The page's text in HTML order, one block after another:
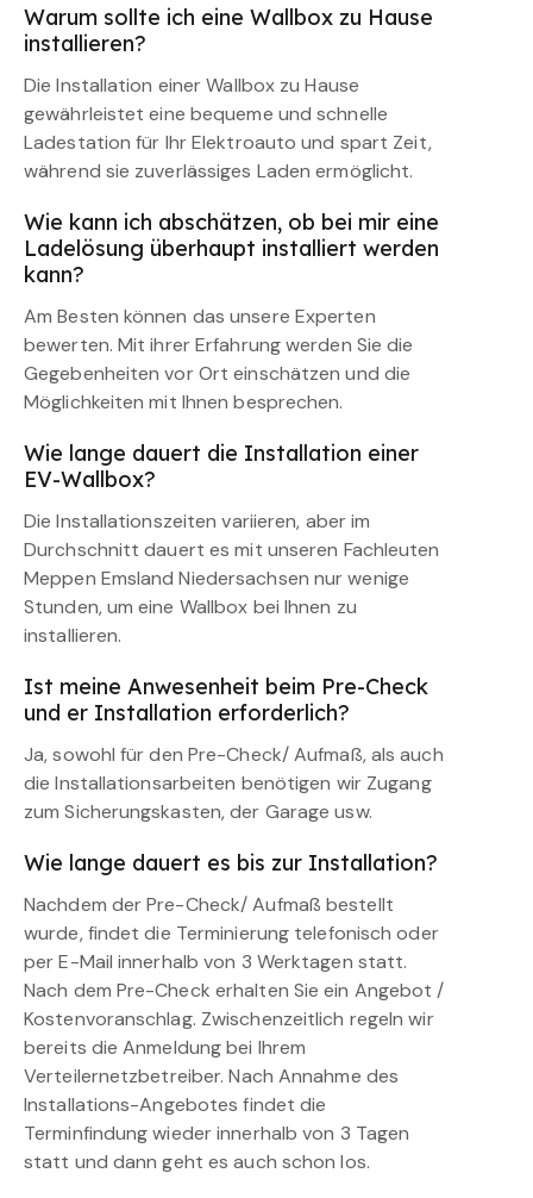
Warum sollte ich eine Wallbox zu Hause
installieren?
Die Installation einer Wallbox zu Hause
gewährleistet eine bequeme und schnelle
Ladestation für Ihr Elektroauto und spart Zeit,
während sie zuverlässiges Laden ermöglicht.
Wie kann ich abschätzen, ob bei mir eine
Ladelösung überhaupt installiert werden
kann?
Am Besten können das unsere Experten
bewerten. Mit ihrer Erfahrung werden Sie die
Gegebenheiten vor Ort einschätzen und die
Möglichkeiten mit Ihnen besprechen.
Wie lange dauert die Installation einer
EV-Wallbox?
Die Installationszeiten variieren, aber im
Durchschnitt dauert es mit unseren Fachleuten
Meppen Emsland Niedersachsen nur wenige
Stunden, um eine Wallbox bei Ihnen zu
installieren.
Ist meine Anwesenheit beim Pre-Check
und er Installation erforderlich?
Ja, sowohl für den Pre-Check/ Aufmaß, als auch
die Installationsarbeiten benötigen wir Zugang
zum Sicherungskasten, der Garage usw.
Wie lange dauert es bis zur Installation?
Nachdem der Pre-Check/ Aufmaß bestellt
wurde, findet die Terminierung telefonisch oder
per E-Mail innerhalb von 3 Werktagen statt.
Nach dem Pre-Check erhalten Sie ein Angebot /
Kostenvoranschlag. Zwischenzeitlich regeln wir
bereits die Anmeldung bei Ihrem
Verteilernetzbetreiber. Nach Annahme des
Installations-Angebotes findet die
Terminfindung wieder innerhalb von 3 Tagen
statt und dann geht es auch schon los.